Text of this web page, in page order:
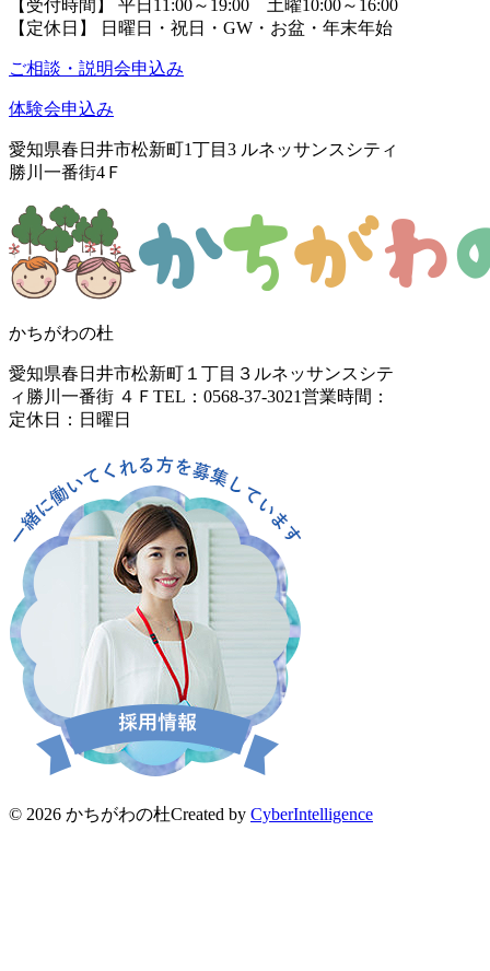
【受付時間】 平日11:00～19:00 土曜10:00～16:00
【定休日】 日曜日・祝日・GW・お盆・年末年始
ご相談・説明会申込み
体験会申込み
愛知県春日井市松新町1丁目3 ルネッサンスシティ
勝川一番街4Ｆ
かちがわの杜
愛知県春日井市松新町１丁目３ ルネッサンスシテ
ィ勝川一番街 ４Ｆ TEL：0568-37-3021営業時間：
定休日：日曜日
© 2026 かちがわの杜Created by CyberIntelligence